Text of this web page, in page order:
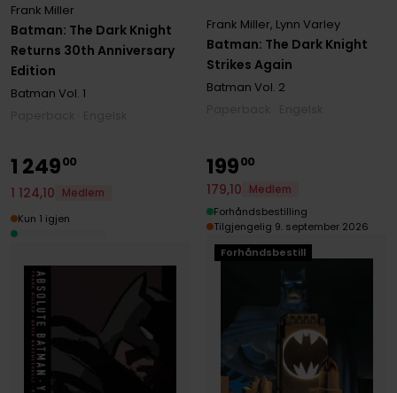
Batman: The Dark Knight
Returns 30th Anniversary
Edition
Frank Miller
Batman Vol. 1
Batman: The Dark Knight
Strikes Again
Frank Miller, Lynn Varley
Batman Vol. 2
1 24900
1 124,10
Medlem
Kun 1 igjen
Forhåndsbestill
19900
179,10
Medlem
Forhåndsbestilling
Tilgjengelig 9. september 2026